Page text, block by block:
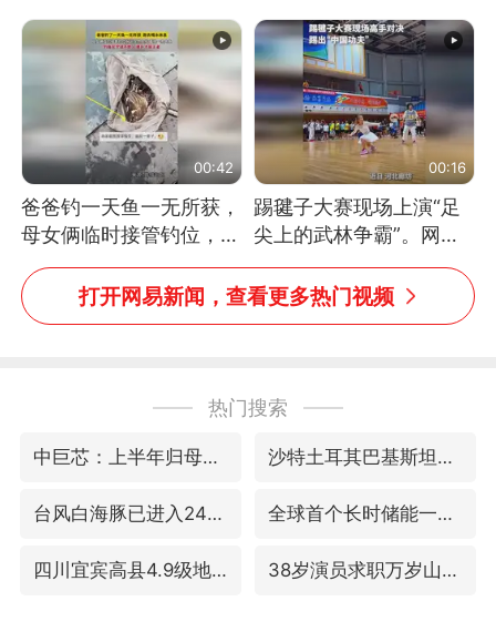
可以不要把我遣返回国”
面馆已集体更换招牌
00:42
爸爸钓一天鱼一无所获，
母女俩临时接管钓位，用
玩具鱼竿钓上大鱼
00:16
踢毽子大赛现场上演“足
尖上的武林争霸”。网
友：这哪是踢毽子，分明
是武侠片现场！#睡个好
打开网易新闻，查看更多热门视频
热门搜索
中巨芯：上半年归母净利润1405.77万元 沙特土耳其巴基斯坦签署共同防务协议
台风白海豚已进入24小时警戒线 全球首个长时储能一体化产业园量产
四川宜宾高县4.9级地震致1死 38岁演员求职万岁山NPC成功